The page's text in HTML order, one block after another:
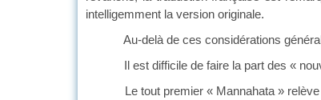
intelligemment la version originale.
Au-delà de ces considérations
Il est difficile de faire la part des «
Le tout premier « Mannahata » relève